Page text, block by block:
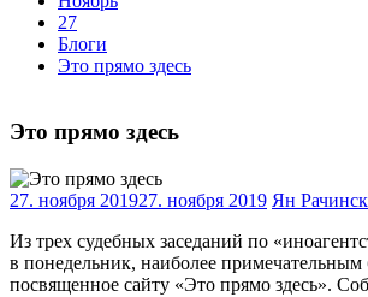
27
Блоги
Это прямо здесь
Это прямо здесь
27. ноября 201927. ноября 2019 Ян
Из трех судебных заседаний по
в понедельник, наиболее примечательным
посвященное сайту «Это прямо здесь».